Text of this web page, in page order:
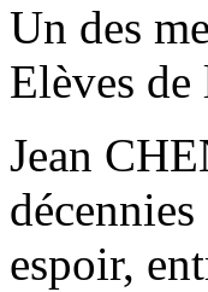
Un des
Elèves
Jean
espoir,